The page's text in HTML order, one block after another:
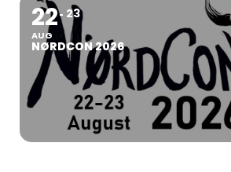
22
AUG
23
NØRDCON 2026